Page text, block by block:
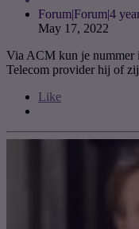
Forum|Forum|4
May 17, 2022
Via ACM kun je nummer
Telecom provider hij of
Like